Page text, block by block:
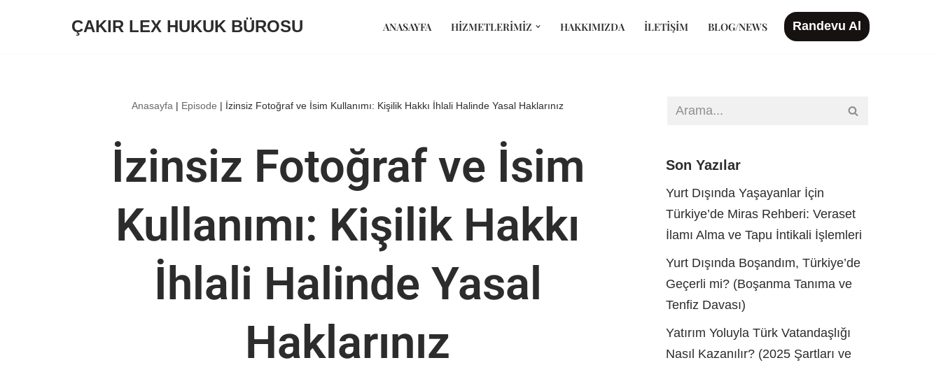
ÇAKIR LEX HUKUK BÜROSU ANASAYFA HIZMETLERIMIZ HAKKIMIZDA İLETIŞIM BLOG/NEWS Randevu Al
Anasayfa | Episode | İzinsiz Fotoğraf ve İsim Kullanımı: Kişilik Hakkı İhlali Halinde Yasal Haklarınız
İzinsiz Fotoğraf ve İsim
Kullanımı: Kişilik Hakkı
İhlali Halinde Yasal
Haklarınız
Son Yazılar
Yurt Dışında Yaşayanlar İçin
Türkiye’de Miras Rehberi: Veraset
İlamı Alma ve Tapu İntikali İşlemleri
Yurt Dışında Boşandım, Türkiye’de
Geçerli mi? (Boşanma Tanıma ve
Tenfiz Davası)
Yatırım Yoluyla Türk Vatandaşlığı
Nasıl Kazanılır? (2025 Şartları ve